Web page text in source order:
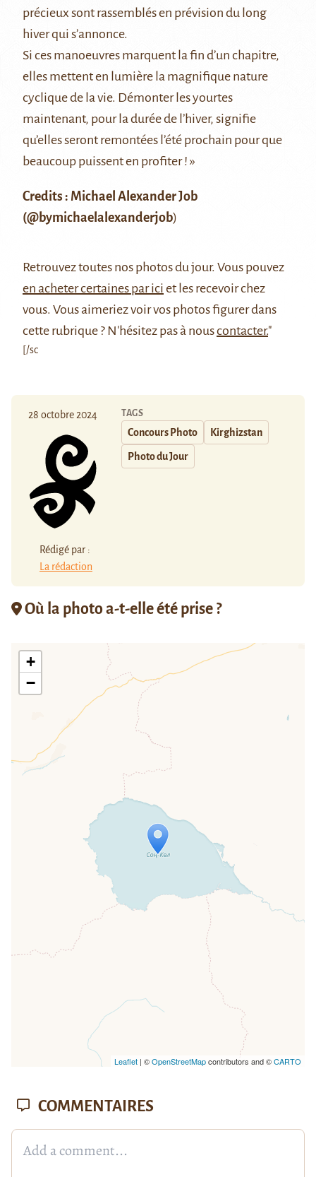
précieux sont rassemblés en prévision du long
hiver qui s’annonce.
Si ces manoeuvres marquent la fin d’un chapitre,
elles mettent en lumière la magnifique nature
cyclique de la vie. Démonter les yourtes
maintenant, pour la durée de l’hiver, signifie
qu’elles seront remontées l’été prochain pour que
beaucoup puissent en profiter ! »
Credits : Michael Alexander Job
(@bymichaelalexanderjob)
Retrouveztoutes nos photos du jour. Vous pouvez
en acheter certaines par ici et les recevoir chez
vous. Vous aimeriez voir vos photos figurer dans
cette rubrique ? N'hésitez pas à nouscontacter."
[/sc
28 octobre 2024
Rédigé par :
La rédaction
TAGS
Concours Photo Kirghizstan
Photo du Jour
Où la photo a-t-elle été prise ?
Travelers' Map is loading...
If you see this after your page is
loaded completely, leafletJS files are
+
−
Leaflet| ©OpenStreetMapcontributors and ©CARTO
COMMENTAIRES